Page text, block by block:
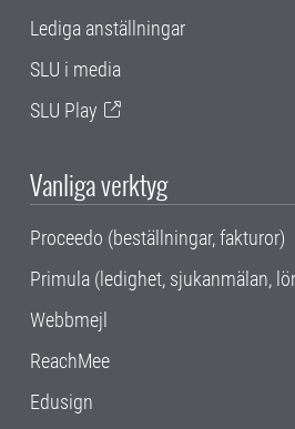
Lediga anställningar
SLU i media
SLU Play
Vanliga verktyg
Proceedo (beställningar, fakturor)
Primula (ledighet, sjukanmälan,
Webbmejl
ReachMee
Edusign